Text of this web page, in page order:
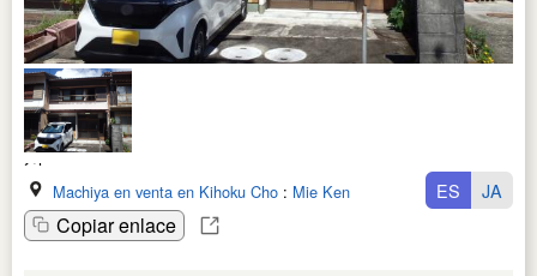
Machiya en venta en Kihoku Cho : Mie Ken
Copiar enlace
ES JA